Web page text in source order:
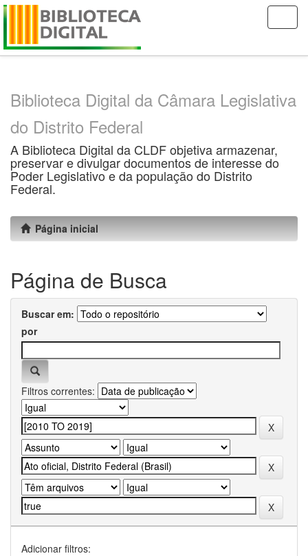
Skip
Biblioteca Digital da Câmara Legislativa
do Distrito Federal
A Biblioteca Digital da CLDF objetiva armazenar,
preservar e divulgar documentos de interesse do
Poder Legislativo e da população do Distrito
Federal.
Página inicial
Página de Busca
Buscar em:
por
Filtros correntes:
Adicionar filtros: